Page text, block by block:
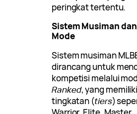
peringkat tertentu.
Sistem Musiman
Mode
Sistem musiman
dirancang untuk
kompetisi melalui
Ranked, yang memiliki
tingkatan (tiers)